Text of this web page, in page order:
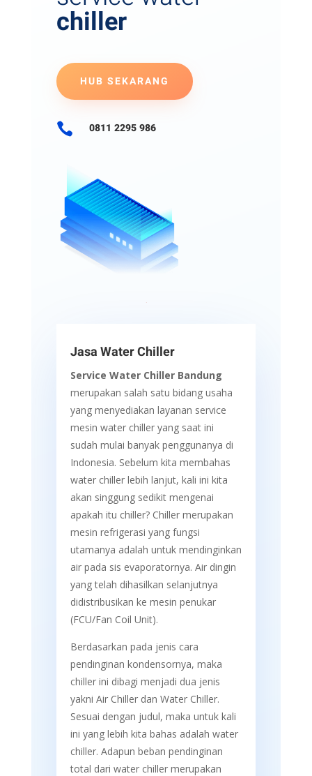
chiller
HUB SEKARANG
 0811 2295 986
Jasa Water Chiller
Service Water Chiller Bandung
merupakan salah satu bidang usaha
yang menyediakan layanan service
mesin water chiller yang saat ini
sudah mulai banyak penggunanya di
Indonesia. Sebelum kita membahas
water chiller lebih lanjut, kali ini kita
akan singgung sedikit mengenai
apakah itu chiller? Chiller merupakan
mesin refrigerasi yang fungsi
utamanya adalah untuk mendinginkan
air pada sis evaporatornya. Air dingin
yang telah dihasilkan selanjutnya
didistribusikan ke mesin penukar
(FCU/Fan Coil Unit).
Berdasarkan pada jenis cara
pendinginan kondensornya, maka
chiller ini dibagi menjadi dua jenis
yakni Air Chiller dan Water Chiller.
Sesuai dengan judul, maka untuk kali
ini yang lebih kita bahas adalah water
chiller. Adapun beban pendinginan
total dari water chiller merupakan